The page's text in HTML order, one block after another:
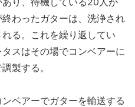
わったガターは、洗浄され
る。これを繰り返してい
スはその場でコンベアーに
製する。
ベアーでガターを輸送する